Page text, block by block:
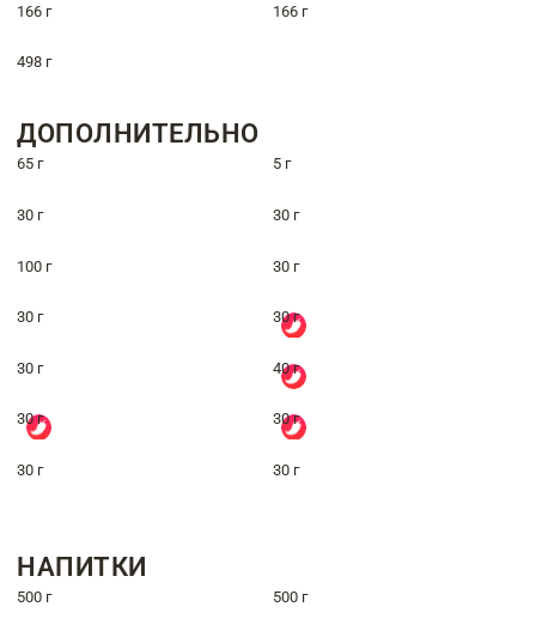
166 г 166 г
498 г
ДОПОЛНИТЕЛЬНО
65 г 5 г
30 г 30 г
100 г 30 г
30 г 30 г
30 г 40 г
30 г 30 г
30 г 30 г
НАПИТКИ
500 г 500 г